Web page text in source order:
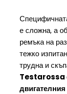
е сложна, а
ремъка на
тежко
трудна и
Testarossa
двигателния